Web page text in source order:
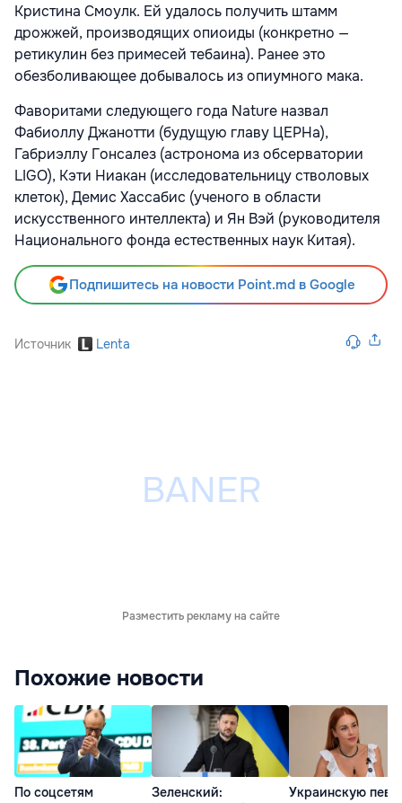
Кристина Смоулк. Ей удалось получить штамм
дрожжей, производящих опиоиды (конкретно —
ретикулин без примесей тебаина). Ранее это
обезболивающее добывалось из опиумного мака.
Фаворитами следующего года Nature назвал
Фабиоллу Джанотти (будущую главу ЦЕРНа),
Габриэллу Гонсалез (астронома из обсерватории
LIGO), Кэти Ниакан (исследовательницу стволовых
клеток), Демис Хассабис (ученого в области
искусственного интеллекта) и Ян Вэй (руководителя
Национального фонда естественных наук Китая).
Подпишитесь на новости Point.md в Google
Источник Lenta
Разместить рекламу на сайте
Похожие новости
По соцсетям
Зеленский:
Украинскую